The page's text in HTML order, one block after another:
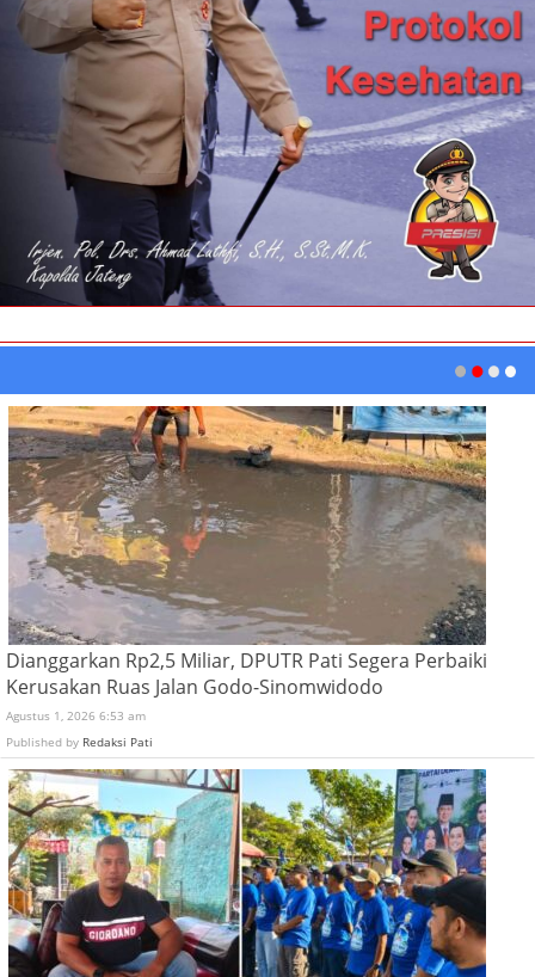
Dianggarkan Rp2,5 Miliar, DPUTR Pati Segera Perbaiki
Kerusakan Ruas Jalan Godo-Sinomwidodo
Agustus 1, 2026 6:53 am
Published by Redaksi Pati